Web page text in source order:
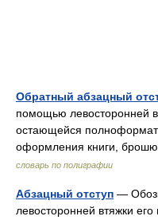
Обратный абзацный
помощью левосторонней
остающейся
оформления книги,
словарь по полиграфии
Абзацный отступ —
левосторон­ней втяжки